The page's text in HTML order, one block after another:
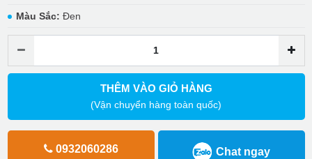
Màu Sắc: Đen
THÊM VÀO GIỎ HÀNG
(Vận chuyển hàng toàn quốc)
0932060286 Chat ngay